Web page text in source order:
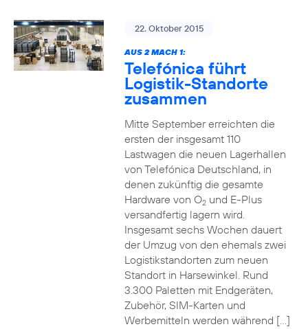
22. Oktober 2015
AUS 2 MACH 1:
Telefónica führt
Logistik-Standorte
zusammen
Mitte September erreichten die
ersten der insgesamt 110
Lastwagen die neuen Lagerhallen
von Telefónica Deutschland, in
denen zukünftig die gesamte
Hardware von O2und E-Plus
versandfertig lagern wird.
Insgesamt sechs Wochen dauert
der Umzug von den ehemals zwei
Logistikstandorten zum neuen
Standort in Harsewinkel. Rund
3.300 Paletten mit Endgeräten,
Zubehör, SIM-Karten und
Werbemitteln werden während […]